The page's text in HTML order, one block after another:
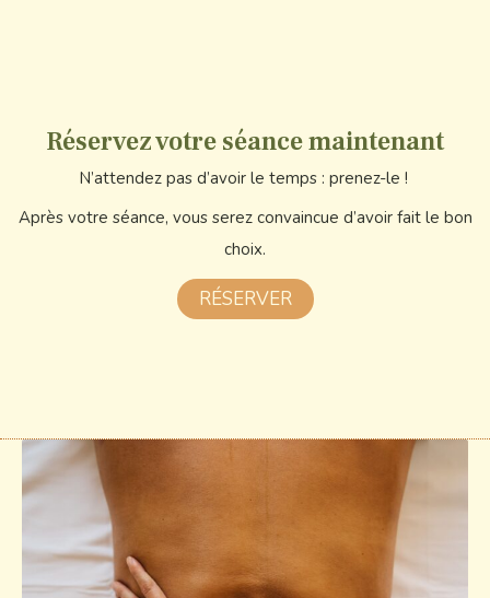
Réservez votre séance maintenant
N’attendez pas d’avoir le temps : prenez-le !
Après votre séance, vous serez convaincue d’avoir fait le bon
choix.
RÉSERVER